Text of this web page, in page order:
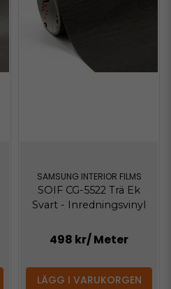
SAMSUNG INTERIOR FILMS
SOIF CG-5522 Trä Ek
Svart - Inredningsvinyl
498 kr/ Meter
LÄGG I VARUKORGEN